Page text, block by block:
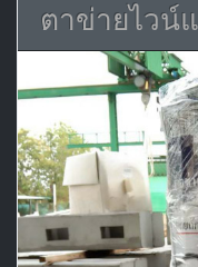
ตาข่ายไวน์